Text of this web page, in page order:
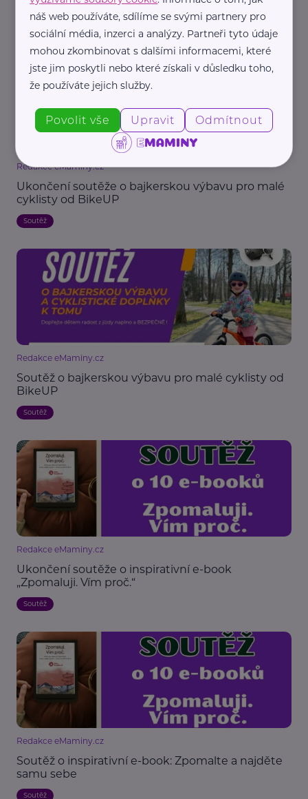
Den matek se značkou Alma
Redakce eMaminy.cz
Ukončení soutěže o bajkerskou výbavu pro malé
cyklisty od BikeUP
Soutěž
Redakce eMaminy.cz
Soutěž o bajkerskou výbavu pro malé cyklisty od
BikeUP
Soutěž
Redakce eMaminy.cz
Ukončení soutěže o inspirativní e-book
„Zpomaluji. Vím proč.“
Soutěž
Redakce eMaminy.cz
Soutěž o inspirativní e-book: Zpomalte a najděte
samu sebe
Soutěž
náš web používáte, sdílíme se svými partnery pro
sociální média, inzerci a analýzy. Partneři tyto údaje
mohou zkombinovat s dalšími informacemi, které
jste jim poskytli nebo které získali v důsledku toho,
že používáte jejich služby.
Povolit vše Upravit Odmítnout